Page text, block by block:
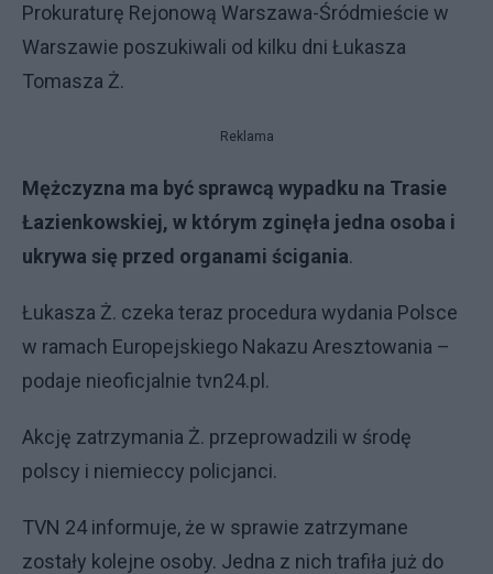
Prokuraturę Rejonową Warszawa-Śródmieście w
Warszawie poszukiwali od kilku dni Łukasza
Tomasza Ż.
Reklama
Mężczyzna ma być sprawcą wypadku na Trasie
Łazienkowskiej, w którym zginęła jedna osoba i
ukrywa się przed organami ścigania.
Łukasza Ż. czeka teraz procedura wydania Polsce
w ramach Europejskiego Nakazu Aresztowania –
podaje nieoficjalnie tvn24.pl.
Akcję zatrzymania Ż. przeprowadzili w środę
polscy i niemieccy policjanci.
TVN 24 informuje, że w sprawie zatrzymane
zostały kolejne osoby. Jedna z nich trafiła już do